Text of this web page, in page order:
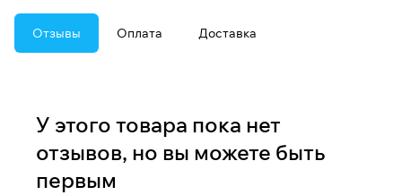
Отзывы Оплата Доставка
У этого товара пока нет
отзывов, но вы можете быть
первым